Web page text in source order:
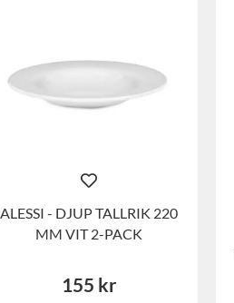
ALESSI - DJUP TALLRIK 220
MM VIT 2-PACK
155 kr